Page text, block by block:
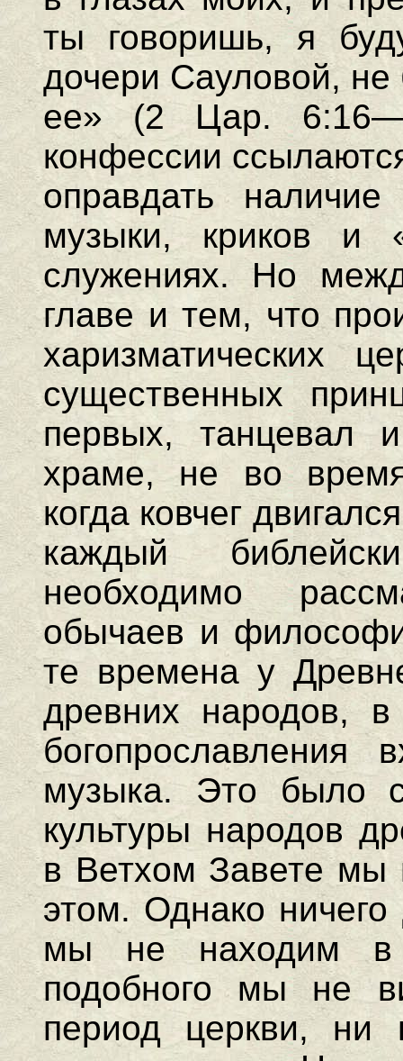
ты говоришь, я
дочери Сауловой,
ее» (2 Цар.
конфессии
оправдать
музыки, криков и
служениях. Но
главе и тем, что
харизматических
существенных
первых, танцевал
храме, не во
когда ковчег
каждый
необходимо
обычаев и
те времена у
древних народов,
музыка. Это было
культуры народов
в Ветхом Завете мы
этом. Однако
мы не находим в
подобного мы не
период церкви, ни